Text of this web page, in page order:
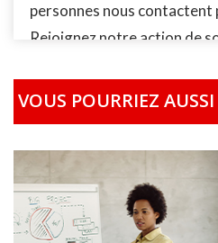
personnes nous contactent
Rejoignez notre action de
Fondation AMAN-
difficultés à se former,
monde. En fonction de leur
économique, les
charge complète ou partielle
VOUS POURRIEZ